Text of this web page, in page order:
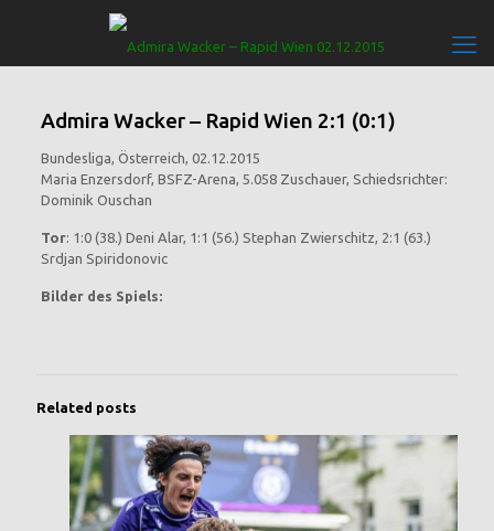
Admira Wacker – Rapid Wien 2:1 (0:1)
Bundesliga, Österreich, 02.12.2015
Maria Enzersdorf, BSFZ-Arena, 5.058 Zuschauer, Schiedsrichter:
Dominik Ouschan
Tor: 1:0 (38.) Deni Alar, 1:1 (56.) Stephan Zwierschitz, 2:1 (63.)
Srdjan Spiridonovic
Bilder des Spiels:
Related posts